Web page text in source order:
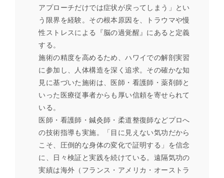
アプローチだけでは症状が戻ってしまう」とい
う限界を経験。その根本原因を、トラウマや慢
性ストレスによる『脳の過覚醒』にあると定義
する。
施術の精度を高めるため、ハワイでの解剖実習
に参加し、人体構造を深く追求。その確かな知
見に基づいた施術は、医師・看護師・薬剤師と
いった医療従事者からも厚い信頼を寄せられて
いる。
医師・看護師・鍼灸師・柔道整復師などプロへ
の技術指導も実施。「目に見えない気功だから
こそ、圧倒的な身体の変化で証明する」を信念
に、日々検証と実践を続けている。遠隔気功の
実績は海外（フランス・アメリカ・オーストラ